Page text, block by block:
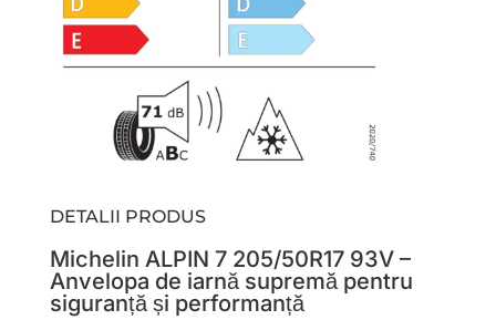
DETALII PRODUS
Michelin ALPIN 7 205/50R17 93V –
Anvelopa de iarnă supremă pentru
siguranță și performanță